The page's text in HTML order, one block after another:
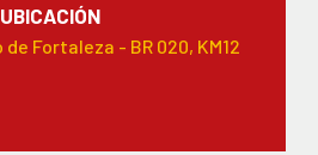
UBICACIÓN
de Fortaleza - BR 020, KM12